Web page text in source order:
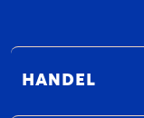
HANDEL